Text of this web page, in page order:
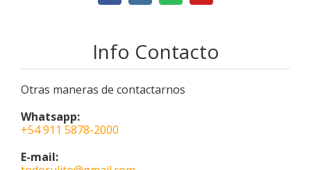
Info Contacto
Otras maneras de contactarnos
Whatsapp:
+54 911 5878-2000
E-mail: